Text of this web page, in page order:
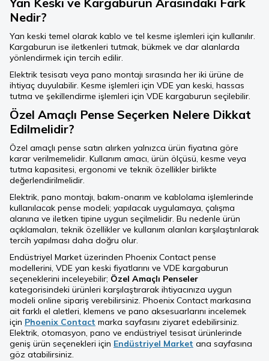
Nedir?
Yan keski temel olarak kablo ve tel kesme işlemleri için kullanılır.
Kargaburun ise iletkenleri tutmak, bükmek ve dar alanlarda
yönlendirmek için tercih edilir.
Elektrik tesisatı veya pano montajı sırasında her iki ürüne de
ihtiyaç duyulabilir. Kesme işlemleri için VDE yan keski, hassas
tutma ve şekillendirme işlemleri için VDE kargaburun seçilebilir.
Özel Amaçlı Pense Seçerken Nelere Dikkat
Edilmelidir?
Özel amaçlı pense satın alırken yalnızca ürün fiyatına göre
karar verilmemelidir. Kullanım amacı, ürün ölçüsü, kesme veya
tutma kapasitesi, ergonomi ve teknik özellikler birlikte
değerlendirilmelidir.
Elektrik, pano montajı, bakım-onarım ve kablolama işlemlerinde
kullanılacak pense modeli; yapılacak uygulamaya, çalışma
alanına ve iletken tipine uygun seçilmelidir. Bu nedenle ürün
açıklamaları, teknik özellikler ve kullanım alanları karşılaştırılarak
tercih yapılması daha doğru olur.
Endüstriyel Market üzerinden Phoenix Contact pense
modellerini, VDE yan keski fiyatlarını ve VDE kargaburun
seçeneklerini inceleyebilir; Özel Amaçlı Penseler
kategorisindeki ürünleri karşılaştırarak ihtiyacınıza uygun
modeli online sipariş verebilirsiniz. Phoenix Contact markasına
ait farklı el aletleri, klemens ve pano aksesuarlarını incelemek
için Phoenix Contact marka sayfasını ziyaret edebilirsiniz.
Elektrik, otomasyon, pano ve endüstriyel tesisat ürünlerinde
geniş ürün seçenekleri için Endüstriyel Market ana sayfasına
göz atabilirsiniz.